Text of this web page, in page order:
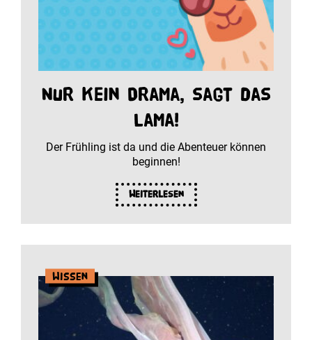
Nur kein Drama, sagt das
Lama!
Der Frühling ist da und die Abenteuer können
beginnen!
Weiterlesen
Wissen